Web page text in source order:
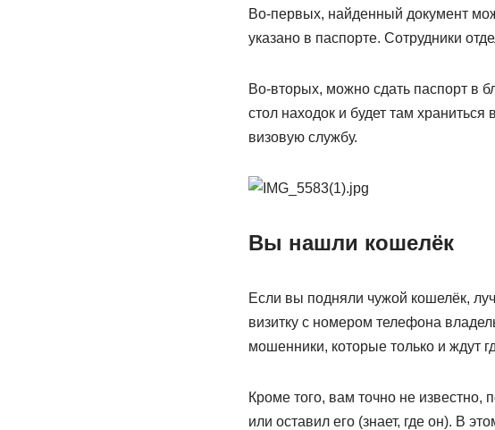
Во-первых, найденный документ
указано в паспорте. Сотрудники
Во-вторых, можно сдать паспорт в
стол находок и будет там
визовую службу.
Вы нашли кошелёк
Если вы подняли чужой кошелёк,
визитку с номером телефона
мошенники, которые только и ждут
Кроме того, вам точно не известно,
или оставил его (знает, где он). В